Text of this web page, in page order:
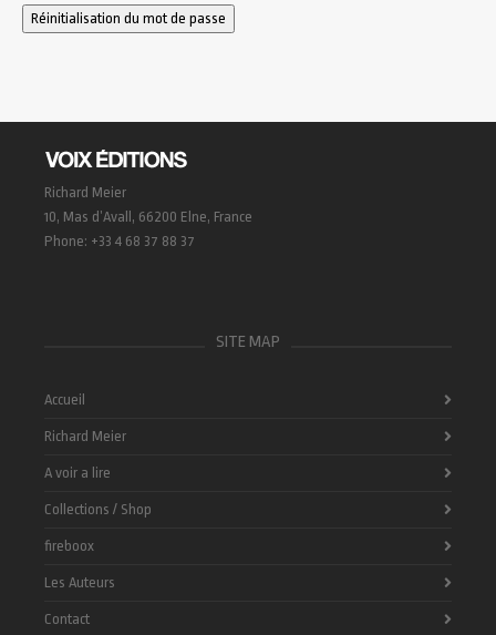
Réinitialisation du mot de passe
Richard Meier
10, Mas d’Avall, 66200 Elne, France
Phone: +33 4 68 37 88 37
SITE MAP
Accueil
Richard Meier
A voir a lire
Collections / Shop
fireboox
Les Auteurs
Contact